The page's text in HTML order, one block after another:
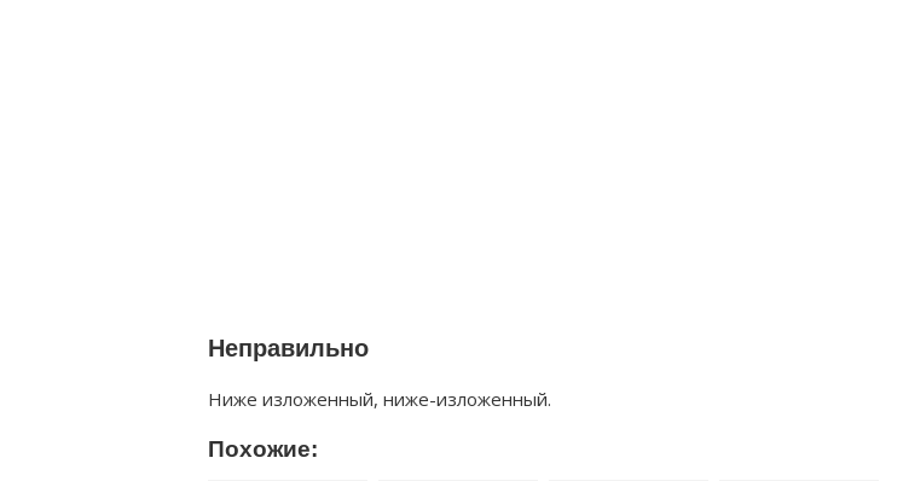
Неправильно
Ниже изложенный, ниже-изложенный.
Похожие: